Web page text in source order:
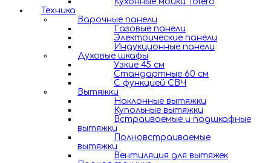
Техника
Варочные панели
Газовые панели
Электрические панели
Индукционные панели
Духовые шкафы
Узкие 45 см
Стандартные 60 см
С функцией СВЧ
Вытяжки
Наклонные вытяжки
Купольные вытяжки
Встраиваемые и подшкафные
вытяжки
Полновстраиваемые
вытяжки
Вентиляция для вытяжек